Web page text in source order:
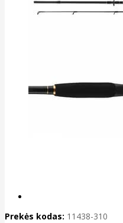
Prekės kodas: 11438-310